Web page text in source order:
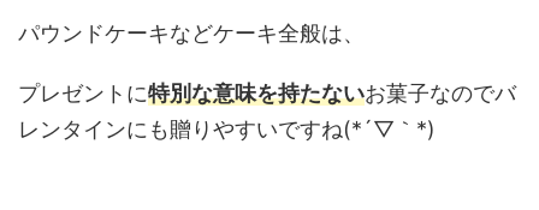
パウンドケーキなどケーキ全般は、
プレゼントに特別な意味を持たないお菓子なのでバ
レンタインにも贈りやすいですね(*´▽｀*)